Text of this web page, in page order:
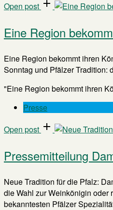
Open post
Eine Region
Eine Region bekommt ihren
Sonntag und Pfälzer Tradition:
"Eine Region bekommt ihren
Presse
Open post
Pressemitteilung
Neue Tradition für die Pfalz:
die Wahl zur Weinkönigin oder
bekanntesten Pfälzer